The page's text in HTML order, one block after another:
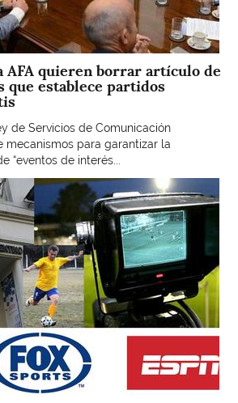
AFA quieren borrar artículo de
que establece partidos
de Servicios de Comunicación
mecanismos para garantizar la
“eventos de interés...